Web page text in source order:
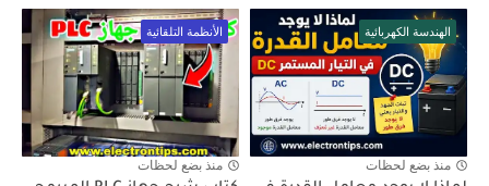
الهندسة الكهربائية
منذ بضع لحظات
الأنظمة التلقائية
منذ بضع لحظات